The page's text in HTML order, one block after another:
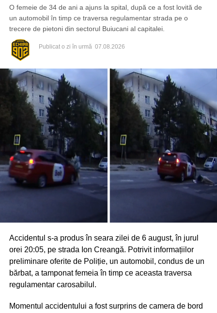
O femeie de 34 de ani a ajuns la spital, după ce a fost lovită de
un automobil în timp ce traversa regulamentar strada pe o
trecere de pietoni din sectorul Buiucani al capitalei.
Publicat o zi în urmă 07.08.2026
Accidentul s-a produs în seara zilei de 6 august, în jurul
orei 20:05, pe strada Ion Creangă. Potrivit informațiilor
preliminare oferite de Poliție, un automobil, condus de un
bărbat, a tamponat femeia în timp ce aceasta traversa
regulamentar carosabilul.
Momentul accidentului a fost surprins de camera de bord